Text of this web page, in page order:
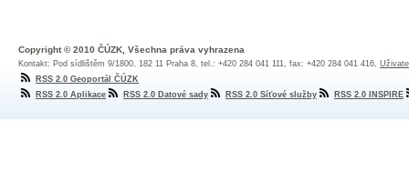
Copyright © 2010 ČÚZK, Všechna práva vyhrazena
Kontakt: Pod sídlištěm 9/1800, 182 11 Praha 8, tel.: +420 284 041 111, fax: +420 284 041 416,
RSS 2.0 Geoportál ČÚZK
RSS 2.0 Aplikace
RSS 2.0 Datové sady RSS 2.0 Síťové služby RSS 2.0 INSPIRE